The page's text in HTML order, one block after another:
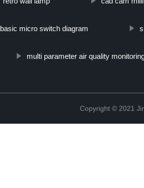
basic micro switch diagram
multi parameter air quality
Copyright © 2021